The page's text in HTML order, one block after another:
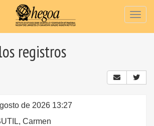
registros
de 2026 13:27
Carmen